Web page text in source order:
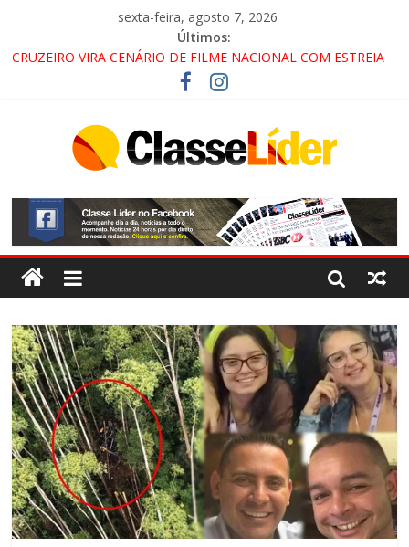
sexta-feira, agosto 7, 2026
Últimos:
CRUZEIRO VIRA CENÁRIO DE FILME NACIONAL COM ESTREIA
PROMOTOR DO GAECO
ACESSO À APARECIDA NA DUTRA SERÁ BLOQUEADO NO FIM
ALTERNATIVAS
LORENA, PINDAMONHANGABA E QUELUZ NA RETA FINAL
PELA FÁBRICA DA COCA-COLA!